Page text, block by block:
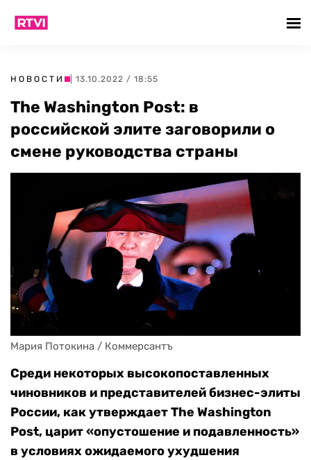
НОВОСТИ | 13.10.2022 / 18:55
The Washington Post: в
российской элите заговорили о
смене руководства страны
Мария Потокина / Коммерсантъ
Среди некоторых высокопоставленных
чиновников и представителей бизнес-элиты
России, как утверждает The Washington
Post, царит «опустошение и подавленность»
в условиях ожидаемого ухудшения